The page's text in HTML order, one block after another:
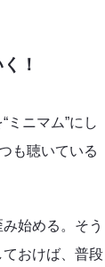
！
ニマム”にし
も聴いている
始める。そう
おけば、普段